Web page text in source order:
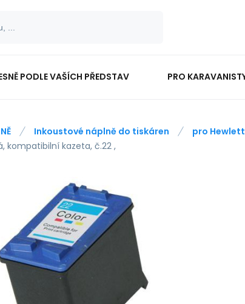
PODLE VAŠÍCH PŘEDSTAV PRO
Inkoustové náplně do tiskáren pro
kompatibilní kazeta, č.22 ,